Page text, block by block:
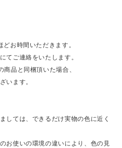
お時間いただきます。
てご連絡をいたします。
品と同梱頂いた場合、
います。
しては、できるだけ実物の色に近く
お使いの環境の違いにより、色の見